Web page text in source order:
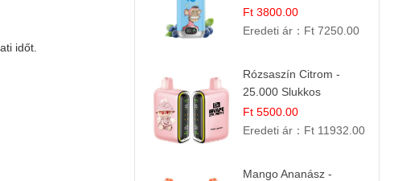
időt.
| Frissítő Bogyós Íz
Ft 3800.00
Eredeti ár： Ft 7250.00
Rózsaszín Citrom -
25.000 Slukkos
eldobható e-Cigaretta |
IBvape Bar
Ft 5500.00
Eredeti ár： Ft 11932.00
Mango Ananász -